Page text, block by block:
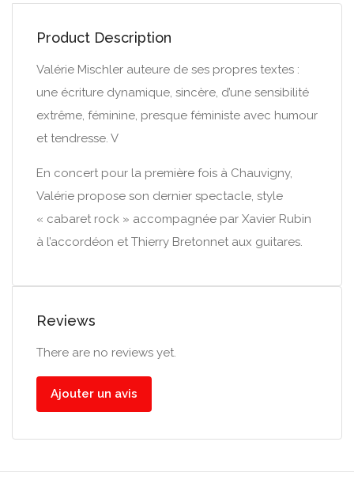
Product Description
Valérie Mischler auteure de ses propres textes :
une écriture dynamique, sincère, d’une sensibilité
extrême, féminine, presque féministe avec humour
et tendresse. V
En concert pour la première fois à Chauvigny,
Valérie propose son dernier spectacle, style
« cabaret rock » accompagnée par Xavier Rubin
à l’accordéon et Thierry Bretonnet aux guitares.
Reviews
There are no reviews yet.
Ajouter un avis